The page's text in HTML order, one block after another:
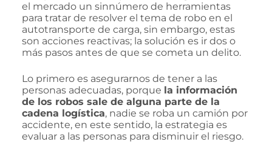
el mercado un sinnúmero de herramientas
para tratar de resolver el tema de robo en el
autotransporte de carga, sin embargo, estas
son acciones reactivas; la solución es ir dos o
más pasos antes de que se cometa un delito.
Lo primero es asegurarnos de tener a las
personas adecuadas, porque la información
de los robos sale de alguna parte de la
cadena logística, nadie se roba un camión por
accidente, en este sentido, la estrategia es
evaluar a las personas para disminuir el riesgo.